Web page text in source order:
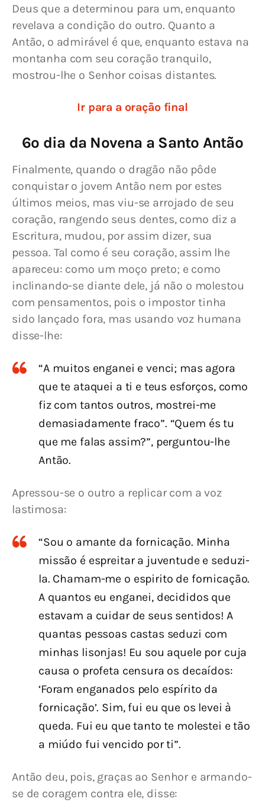
Deus que a determinou para um, enquanto
revelava a condição do outro. Quanto a
Antão, o admirável é que, enquanto estava na
montanha com seu coração tranquilo,
mostrou-lhe o Senhor coisas distantes.
Ir para a oração final
6º dia da Novena a Santo Antão
Finalmente, quando o dragão não pôde
conquistar o jovem Antão nem por estes
últimos meios, mas viu-se arrojado de seu
coração, rangendo seus dentes, como diz a
Escritura, mudou, por assim dizer, sua
pessoa. Tal como é seu coração, assim lhe
apareceu: como um moço preto; e como
inclinando-se diante dele, já não o molestou
com pensamentos, pois o impostor tinha
sido lançado fora, mas usando voz humana
disse-lhe:
“A muitos enganei e venci; mas agora
que te ataquei a ti e teus esforços, como
fiz com tantos outros, mostrei-me
demasiadamente fraco”. “Quem és tu
que me falas assim?”, perguntou-lhe
Antão.
Apressou-se o outro a replicar com a voz
lastimosa:
“Sou o amante da fornicação. Minha
missão é espreitar a juventude e seduzi-
la. Chamam-me o espirito de fornicação.
A quantos eu enganei, decididos que
estavam a cuidar de seus sentidos! A
quantas pessoas castas seduzi com
minhas lisonjas! Eu sou aquele por cuja
causa o profeta censura os decaídos:
‘Foram enganados pelo espírito da
fornicação’. Sim, fui eu que os levei à
queda. Fui eu que tanto te molestei e tão
a miúdo fui vencido por ti”.
Antão deu, pois, graças ao Senhor e armando-
se de coragem contra ele, disse: